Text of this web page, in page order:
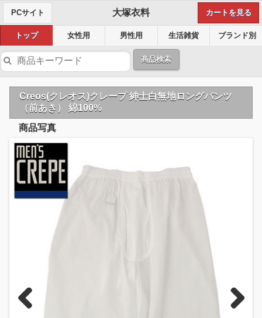
PCサイト 大塚衣料 カートを見る
トップ 女性用 男性用 生活雑貨 ブランド別
商品検索
Creos(クレオス)クレープ 紳士白無地ロングパンツ
（前あき） 綿100%
商品写真